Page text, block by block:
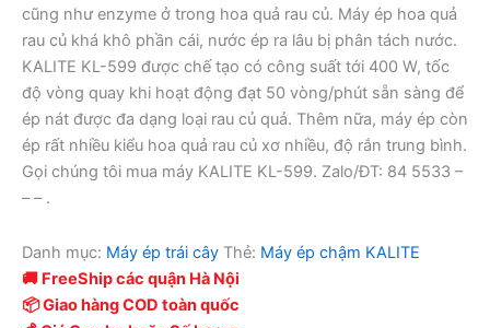
4.980.000 ₫.
cũng như enzyme ở trong hoa quả rau củ. Máy ép hoa quả
rau củ khá khô phần cái, nước ép ra lâu bị phân tách nước.
KALITE KL-599 được chế tạo có công suất tới 400 W, tốc
độ vòng quay khi hoạt động đạt 50 vòng/phút sẵn sàng để
ép nát được đa dạng loại rau củ quả. Thêm nữa, máy ép còn
ép rất nhiều kiểu hoa quả rau củ xơ nhiều, độ rắn trung bình.
Gọi chúng tôi mua máy KALITE KL-599. Zalo/ĐT: 84 5533 –
– – .
Danh mục: Máy ép trái cây Thẻ: Máy ép chậm KALITE
🚚 FreeShip các quận Hà Nội
📦 Giao hàng COD toàn quốc